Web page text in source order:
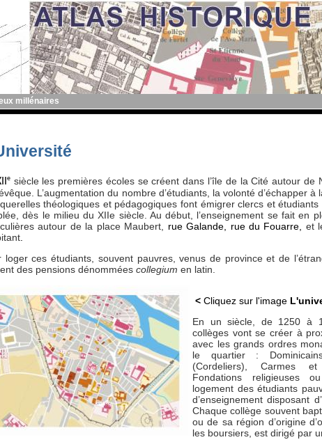
millénaires
esiècle les premières écoles se créent dans l’île de la Cité autour de
L’augmentation du nombre d’étudiants, la volonté d’échapper à
théologiques et pédagogiques font émigrer clercs et
dès le milieu du XIIe siècle. Au début, l’enseignement se fait en
autour de la place Maubert, rue Galande, rue du Fouarre, et
loger ces étudiants, souvent pauvres, venus de province et de
des pensions dénommées collegium en latin.
< Cliquez sur l'image
En un siècle, de 1250 à
collèges vont se créer à
avec les grands ordres
le quartier :
(Cordeliers), Carmes et
Fondations religieuses
logement des étudiants
d’enseignement disposant
Chaque collège souvent
ou de sa région d’origine
les boursiers, est dirigé par